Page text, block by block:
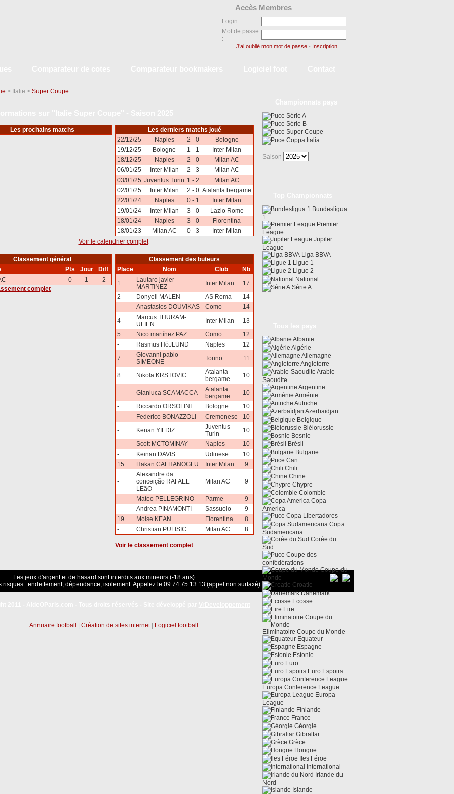
> Italie > Super Coupe
Les prochains matchs
Les derniers matchs joué
22/12/25
Naples 2 - 0
Bologne
19/12/25
Bologne 1 - 1
Inter Milan
18/12/25
Naples 2 - 0
Milan AC
06/01/25
Inter Milan 2 - 3
Milan AC
03/01/25 Juventus Turin 1 - 2
Milan AC
02/01/25
Inter Milan 2 - 0 Atalanta bergame
22/01/24
Naples 0 - 1
Inter Milan
19/01/24
Inter Milan 3 - 0
Lazio Rome
18/01/24
Naples 3 - 0
Fiorentina
18/01/23
Milan AC 0 - 3
Inter Milan
Voir le calendrier complet
Classement général
Pts Jour
Diff
0 1
-2
complet
Classement des buteurs
Place
Nom Club
Nb
1
Lautaro javier
MARTíNEZ
Inter Milan
17
2
Donyell MALEN AS Roma
14
-
Anastasios DOUVIKAS Como
14
4
Marcus THURAM-
ULIEN
Inter Milan
13
5
Nico martínez PAZ Como
12
-
Rasmus HöJLUND Naples
12
7
Giovanni pablo
SIMEONE
Torino 11
8 Nikola KRSTOVIC
Atalanta
bergame
10
- Gianluca SCAMACCA
Atalanta
bergame
10
-
Riccardo ORSOLINI Bologne
10
-
Federico BONAZZOLI Cremonese
10
-
Kenan YILDIZ
Juventus
Turin
10
-
Scott MCTOMINAY Naples
10
-
Keinan DAVIS Udinese
10
15
Hakan CALHANOGLU Inter Milan 9
-
Alexandre da
conceição RAFAEL
LEãO
Milan AC 9
- Mateo PELLEGRINO Parme
9
-
Andrea PINAMONTI Sassuolo
9
19
Moise KEAN Fiorentina
8
-
Christian PULISIC Milan AC 8
Voir le classement complet
Série A
Série B
Super Coupe
Coppa Italia
Saison
Bundesligua
1
Premier
League
Jupiler
League
Liga BBVA
Ligue 1
Ligue 2
National
Série A
Albanie
Algérie
Allemagne
Angleterre
Arabie-
Saoudite
Argentine
Arménie
Autriche
Azerbaïdjan
Belgique
Biélorussie
Bosnie
Brésil
Bulgarie
Can
Chili
Chine
Chypre
Colombie
Copa
America
Copa Libertadores
Copa
Sudamericana
Corée du
Sud
Coupe des
confédérations
Coupe du
Monde
Croatie
Danemark
Ecosse
Eire
Eliminatoire Coupe du Monde
Equateur
Espagne
Estonie
Euro
Euro Espoirs
Europa Conference League
Europa
League
Finlande
France
Géorgie
Gibraltar
Grèce
Hongrie
Iles Féroe
International
Irlande du
Nord
Islande
Les jeux d'argent et de hasard sont interdits aux mineurs (-18 ans)
risques : endettement, dépendance, isolement. Appelez le 09 74 75 13 13 (appel non surtaxé)
Annuaire football Création de sites internet| Logiciel football
Accès Membres
Login :
Mot de passe
:
J’ai oublié mon mot de passe- Inscription